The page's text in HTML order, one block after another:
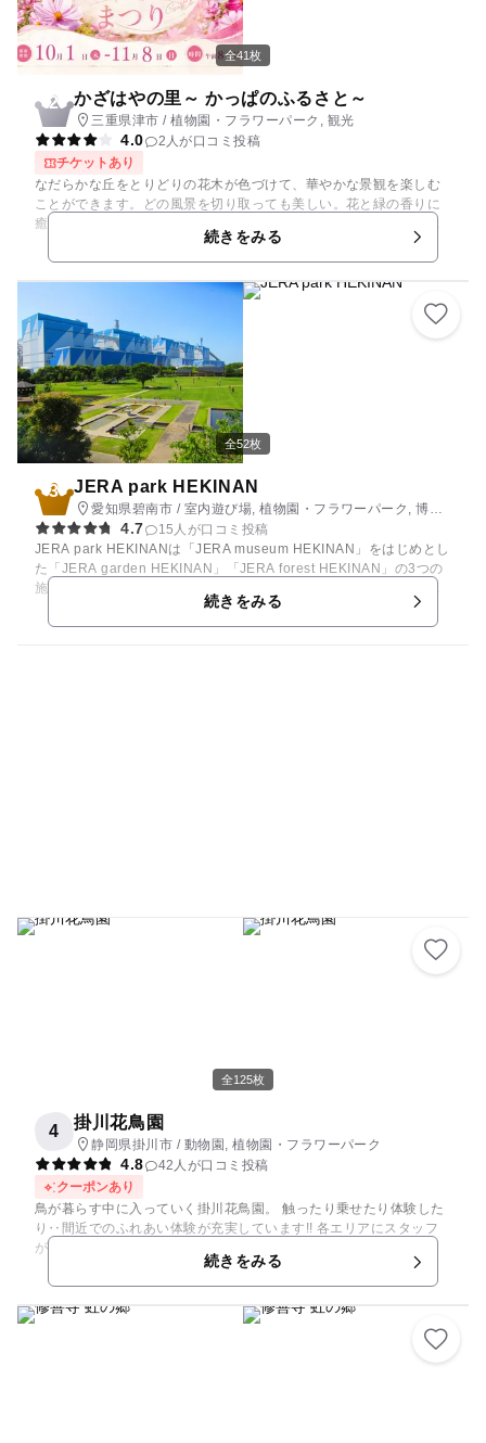
上陸コースがあります。 そして今や"伊豆の冬の風物詩"として定着
し、全国的に有名になった「元祖カピバラの露天風呂」は、ここ伊
豆シャボテン動物公園が発祥の地です。毎年11月中旬から翌4月初
旬まで、カピバラが露天風呂に浸かる姿が多くの人々を和ませてい
全41枚
2 かざはやの里～ かっぱのふるさと～
三重県津市 / 植物園・フラワーパーク, 観光
4.0
2人が口コミ投稿
チケットあり
なだらかな丘をとりどりの花木が色づけて、華やかな景観を楽しむ
ことができます。どの風景を切り取っても美しい。花と緑の香りに
癒されながら、ご家族でゆっくりお散歩しませんか？ 日々の喧騒
を忘れさせてくれる和やかなひと時を過ごせます。 花まつり期間は
眺めの良い薬草足湯、マップクイズ、バードウォッチングも開催し
てます。 梅の時期は 梅シャワーを浴びながらお花見、藤の時期は
藤棚の中でおくつろぎいただけます。ご家族やペットとお揃いで皆
さまのお越しをお待ちしております。
続きをみる
全52枚
3 JERA park HEKINAN
愛知県碧南市 / 室内遊び場, 植物園・フラワーパーク, 博物
館・科学館, 社会見学, 公園・総合公園
4.7
15人が口コミ投稿
JERA park HEKINANは「JERA museum HEKINAN」をはじめとし
た「JERA garden HEKINAN」「JERA forest HEKINAN」の3つの
施設を総称です。museumが屋内施設、garden・forestは屋外施設
電の最先端に触れる体感型ミュージアム」をコンセプトに、パノラ
続きをみる
全125枚
4 掛川花鳥園
静岡県掛川市 / 動物園, 植物園・フラワーパーク
4.8
42人が口コミ投稿
クーポンあり
鳥が暮らす中に入っていく掛川花鳥園。 触ったり乗せたり体験した
り‥間近でのふれあい体験が充実しています!! 各エリアにスタッフ
がいるのでお子様でも安心です!! ＝＝＝＝＝＝＝＝＝＝＝＝＝＝＝
掛川花鳥園は「花と鳥とのふれあい」が楽しめるテーマパークで
す。 広大な敷地の中に大温室やスイレンプール、池や牧場などを備
えています。 冷暖房完備のガラスハウスは、夏涼しく冬は暖かく、
全天候型なので雨の日でも安心。 一年中快適な空間で花や鳥とのふ
なっており、体の不自由な方や、車椅子、ベビーカーを使用されて
続きをみる